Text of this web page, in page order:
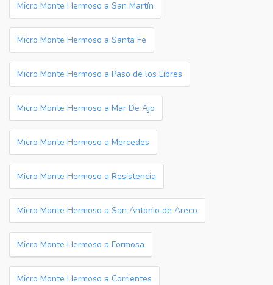
Micro Monte Hermoso a San Martín
Micro Monte Hermoso a Santa Fe
Micro Monte Hermoso a Paso de los Libres
Micro Monte Hermoso a Mar De Ajo
Micro Monte Hermoso a Mercedes
Micro Monte Hermoso a Resistencia
Micro Monte Hermoso a San Antonio de Areco
Micro Monte Hermoso a Formosa
Micro Monte Hermoso a Corrientes